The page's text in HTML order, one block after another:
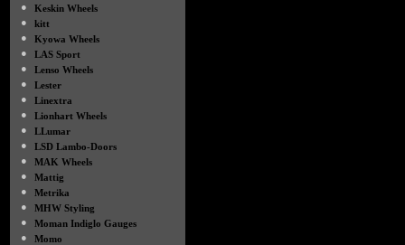
●
Keskin Wheels
●
kitt
●
Kyowa Wheels
●
LAS Sport
●
Lenso Wheels
●
Lester
●
Linextra
●
Lionhart Wheels
●
LLumar
●
LSD Lambo-Doors
●
MAK Wheels
●
Mattig
●
Metrika
●
MHW Styling
●
Moman Indiglo Gauges
●
Momo